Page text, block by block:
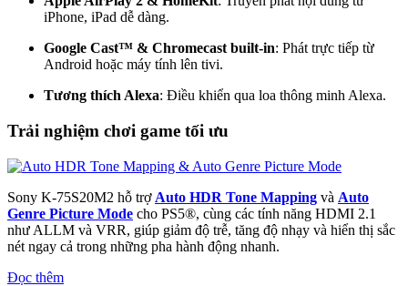
iPhone, iPad dễ dàng.
Google Cast™ & Chromecast built‑in: Phát trực tiếp từ
Android hoặc máy tính lên tivi.
Tương thích Alexa: Điều khiển qua loa thông minh Alexa.
Trải nghiệm chơi game tối ưu
Sony K-75S20M2 hỗ trợ Auto HDR Tone Mapping và Auto
Genre Picture Mode cho PS5®, cùng các tính năng HDMI 2.1
như ALLM và VRR, giúp giảm độ trễ, tăng độ nhạy và hiển thị sắc
nét ngay cả trong những pha hành động nhanh​.
Đọc thêm